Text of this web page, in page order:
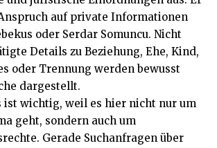
auf private Informationen
oder Serdar Somuncu. Nicht
Details zu Beziehung, Ehe, Kind,
oder Trennung werden bewusst
dargestellt.
ist wichtig, weil es hier nicht nur um
geht, sondern auch um
Gerade Suchanfragen über